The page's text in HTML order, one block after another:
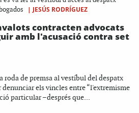
| JESÚS RODRÍGUEZ
contracten advocats
amb l'acusació contra set
roda de premsa al vestíbul del despatx
els vincles entre “l'extremisme
particular –després que...